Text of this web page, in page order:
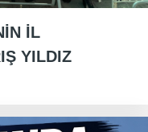
İL
YILDIZ